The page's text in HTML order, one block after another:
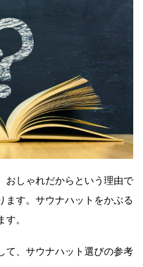
おしゃれだからという理由で
ます。サウナハットをかぶる
。
て、サウナハット選びの参考